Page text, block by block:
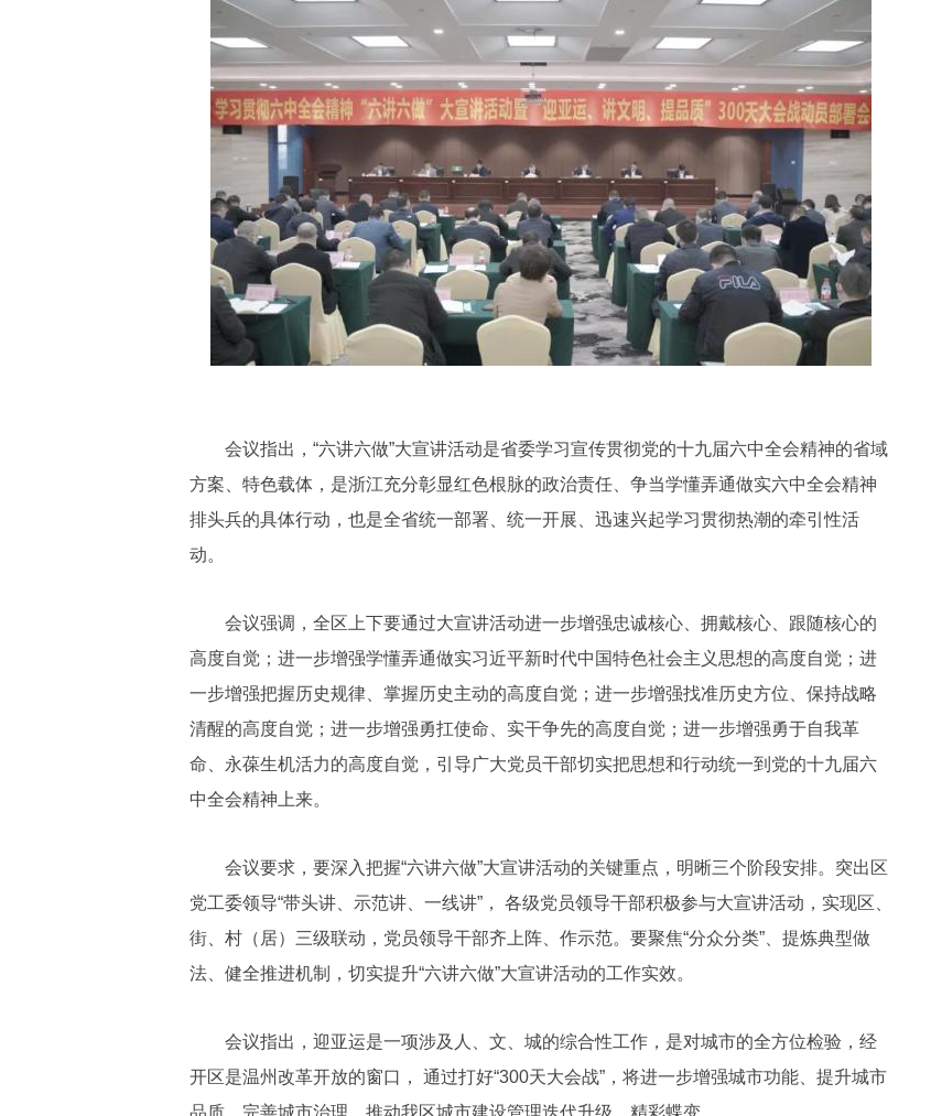
会议指出，“六讲六做”大宣讲活动是省委学习宣传贯彻党的十九届六中全会精神的省域
方案、特色载体，是浙江充分彰显红色根脉的政治责任、争当学懂弄通做实六中全会精神
排头兵的具体行动，也是全省统一部署、统一开展、迅速兴起学习贯彻热潮的牵引性活
动。
会议强调，全区上下要通过大宣讲活动进一步增强忠诚核心、拥戴核心、跟随核心的
高度自觉；进一步增强学懂弄通做实习近平新时代中国特色社会主义思想的高度自觉；进
一步增强把握历史规律、掌握历史主动的高度自觉；进一步增强找准历史方位、保持战略
清醒的高度自觉；进一步增强勇扛使命、实干争先的高度自觉；进一步增强勇于自我革
命、永葆生机活力的高度自觉，引导广大党员干部切实把思想和行动统一到党的十九届六
中全会精神上来。
会议要求，要深入把握“六讲六做”大宣讲活动的关键重点，明晰三个阶段安排。突出区
党工委领导“带头讲、示范讲、一线讲”， 各级党员领导干部积极参与大宣讲活动，实现区、
街、村（居）三级联动，党员领导干部齐上阵、作示范。要聚焦“分众分类”、提炼典型做
法、健全推进机制，切实提升“六讲六做”大宣讲活动的工作实效。
会议指出，迎亚运是一项涉及人、文、城的综合性工作，是对城市的全方位检验，经
开区是温州改革开放的窗口， 通过打好“300天大会战”，将进一步增强城市功能、提升城市
品质、完善城市治理，推动我区城市建设管理迭代升级、精彩蝶变。